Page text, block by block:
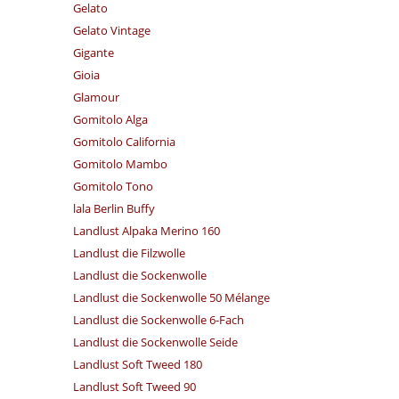
Gelato
Gelato Vintage
Gigante
Gioia
Glamour
Gomitolo Alga
Gomitolo California
Gomitolo Mambo
Gomitolo Tono
lala Berlin Buffy
Landlust Alpaka Merino 160
Landlust die Filzwolle
Landlust die Sockenwolle
Landlust die Sockenwolle 50 Mélange
Landlust die Sockenwolle 6-Fach
Landlust die Sockenwolle Seide
Landlust Soft Tweed 180
Landlust Soft Tweed 90